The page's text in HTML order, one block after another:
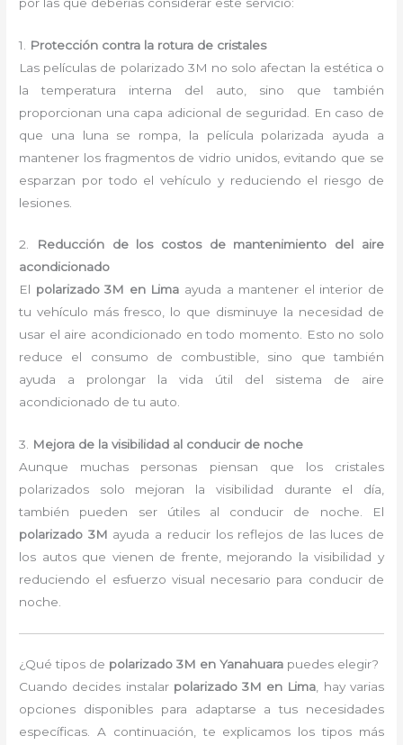
1.
Protección contra la rotura de cristales
Las películas de polarizado 3M no solo afectan la estética o
la temperatura interna del auto, sino que también
proporcionan una capa adicional de seguridad. En caso de
que una luna se rompa, la película polarizada ayuda a
mantener los fragmentos de vidrio unidos, evitando que se
esparzan por todo el vehículo y reduciendo el riesgo de
lesiones.
2.
Reducción de los costos de mantenimiento del aire
acondicionado
El polarizado 3M en Lima ayuda a mantener el interior de
tu vehículo más fresco, lo que disminuye la necesidad de
usar el aire acondicionado en todo momento. Esto no solo
reduce el consumo de combustible, sino que también
ayuda a prolongar la vida útil del sistema de aire
acondicionado de tu auto.
3. Mejora de la visibilidad al conducir de noche
Aunque muchas personas piensan que los cristales
polarizados solo mejoran la visibilidad durante el día,
también pueden ser útiles al conducir de noche. El
polarizado 3M ayuda a reducir los reflejos de las luces de
los autos que vienen de frente, mejorando la visibilidad y
reduciendo el esfuerzo visual necesario para conducir de
noche.
¿Qué tipos de polarizado 3M en Yanahuara puedes elegir?
Cuando decides instalar polarizado 3M en Lima , hay varias
opciones disponibles para adaptarse a tus necesidades
específicas. A continuación, te explicamos los tipos más